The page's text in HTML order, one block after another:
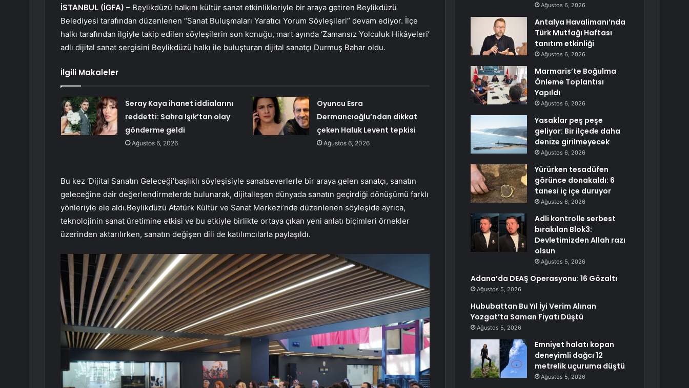
İSTANBUL (İGFA) – Beylikdüzü halkını kültür sanat etkinlikleriyle bir araya getiren Beylikdüzü
Belediyesi tarafından düzenlenen “Sanat Buluşmaları Yaratıcı Yorum Söyleşileri” devam ediyor. İlçe
halkı tarafından ilgiyle takip edilen söyleşilerin son konuğu, mart ayında ‘Zamansız Yolculuk Hikâyeleri’
adlı dijital sanat sergisini Beylikdüzü halkı ile buluşturan dijital sanatçı Durmuş Bahar oldu.
İlgili Makaleler
Seray Kaya ihanet iddialarını
reddetti: Sahra Işık’tan olay
gönderme geldi
Ağustos 6, 2026
Oyuncu Esra
Dermancıoğlu’ndan dikkat
çeken Haluk Levent tepkisi
Ağustos 6, 2026
Bu kez ‘Dijital Sanatın Geleceği’başlıklı söyleşisiyle sanatseverlerle bir araya gelen sanatçı, sanatın
geleceğine dair değerlendirmelerde bulunarak, dijitalleşen dünyada sanatın geçirdiği dönüşümü farklı
yönleriyle ele aldı.Beylikdüzü Atatürk Kültür ve Sanat Merkezi’nde düzenlenen söyleşide ayrıca,
teknolojinin sanat üretimine etkisi ve bu etkiyle birlikte ortaya çıkan yeni anlatı biçimleri örnekler
üzerinden aktarılırken, sanatın değişen dili de katılımcılarla paylaşıldı.
Ağustos 6, 2026
Antalya Havalimanı’nda
Türk Mutfağı Haftası
tanıtım etkinliği
Ağustos 6, 2026
Marmaris’te Boğulma
Önleme Toplantısı
Yapıldı
Ağustos 6, 2026
Yasaklar peş peşe
geliyor: Bir ilçede daha
denize girilmeyecek
Ağustos 6, 2026
Yürürken tesadüfen
görünce donakaldı: 6
tanesi iç içe duruyor
Ağustos 6, 2026
Adli kontrolle serbest
bırakılan Blok3:
Devletimizden Allah razı
olsun
Ağustos 5, 2026
Adana’da DEAŞ Operasyonu: 16 Gözaltı
Ağustos 5, 2026
Hububattan Bu Yıl İyi Verim Alınan
Yozgat’ta Saman Fiyatı Düştü
Ağustos 5, 2026
Emniyet halatı kopan
deneyimli dağcı 12
metrelik uçuruma düştü
Ağustos 5, 2026